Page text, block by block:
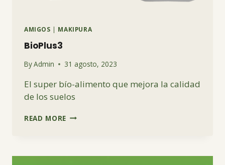
AMIGOS | MAKIPURA
BioPlus3
ByAdmin 31 agosto, 2023
El super bío-alimento que mejora la calidad
de los suelos
READ MORE BIOPLUS3